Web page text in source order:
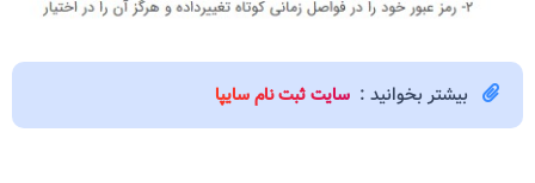
بیشتر بخوانید : سایت ثبت نام سایپا